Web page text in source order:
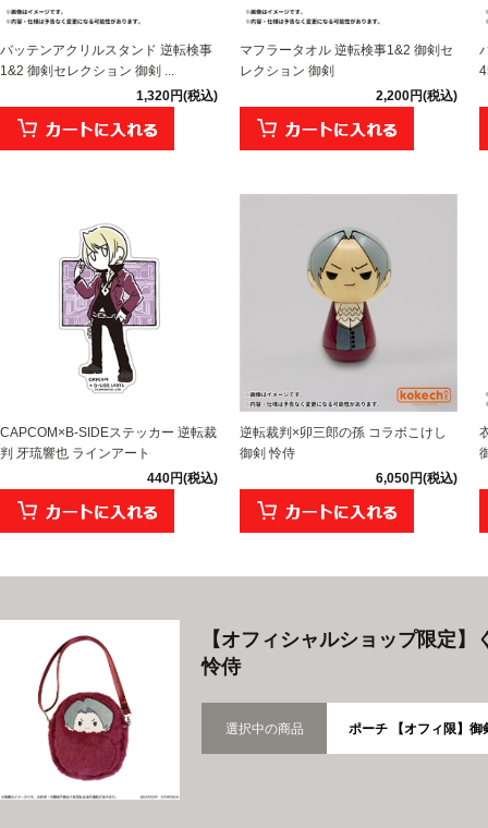
バッテンアクリルスタンド 逆転検事
1&2 御剣セレクション 御剣 ...
1,320円(税込)
マフラータオル 逆転検事1&2 御剣セ
レクション 御剣
2,200円(税込)
CAPCOM×B-SIDEステッカー 逆転裁
判 牙琉響也 ラインアート
440円(税込)
逆転裁判×卯三郎の孫 コラボこけし
御剣 怜侍
6,050円(税込)
【オフィシャルショップ限定
怜侍
選択中の商品 ポーチ 【オフィ限】御